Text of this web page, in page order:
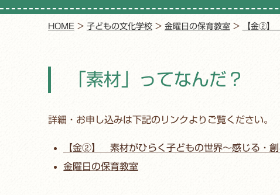
HOME > 子どもの文化学校> 金曜日の保育教室> 【金②】
「素材」ってなんだ？
詳細・お申し込みは下記のリンクよりご覧ください。
【金②】 素材がひらく子どもの世界〜感じる・創
金曜日の保育教室